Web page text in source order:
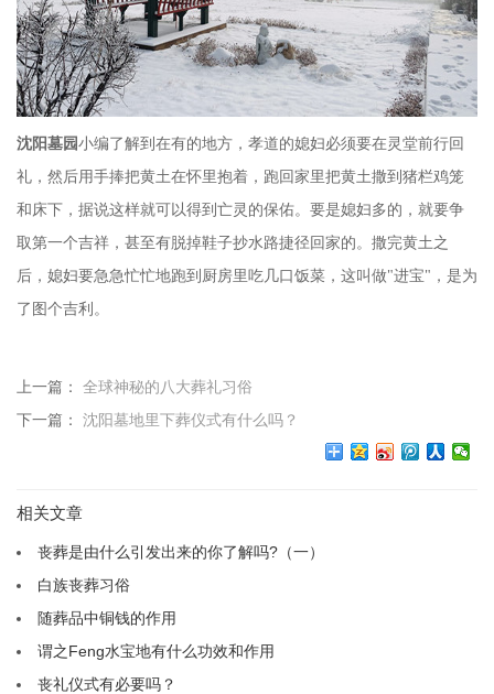
沈阳墓园小编了解到在有的地方，孝道的媳妇必须要在灵堂前行回
礼，然后用手捧把黄土在怀里抱着，跑回家里把黄土撒到猪栏鸡笼
和床下，据说这样就可以得到亡灵的保佑。要是媳妇多的，就要争
取第一个吉祥，甚至有脱掉鞋子抄水路捷径回家的。撒完黄土之
后，媳妇要急急忙忙地跑到厨房里吃几口饭菜，这叫做"进宝"，是为
了图个吉利。
上一篇： 全球神秘的八大葬礼习俗
下一篇： 沈阳墓地里下葬仪式有什么吗？
相关文章
丧葬是由什么引发出来的你了解吗?（一）
白族丧葬习俗
随葬品中铜钱的作用
谓之Feng水宝地有什么功效和作用
丧礼仪式有必要吗？